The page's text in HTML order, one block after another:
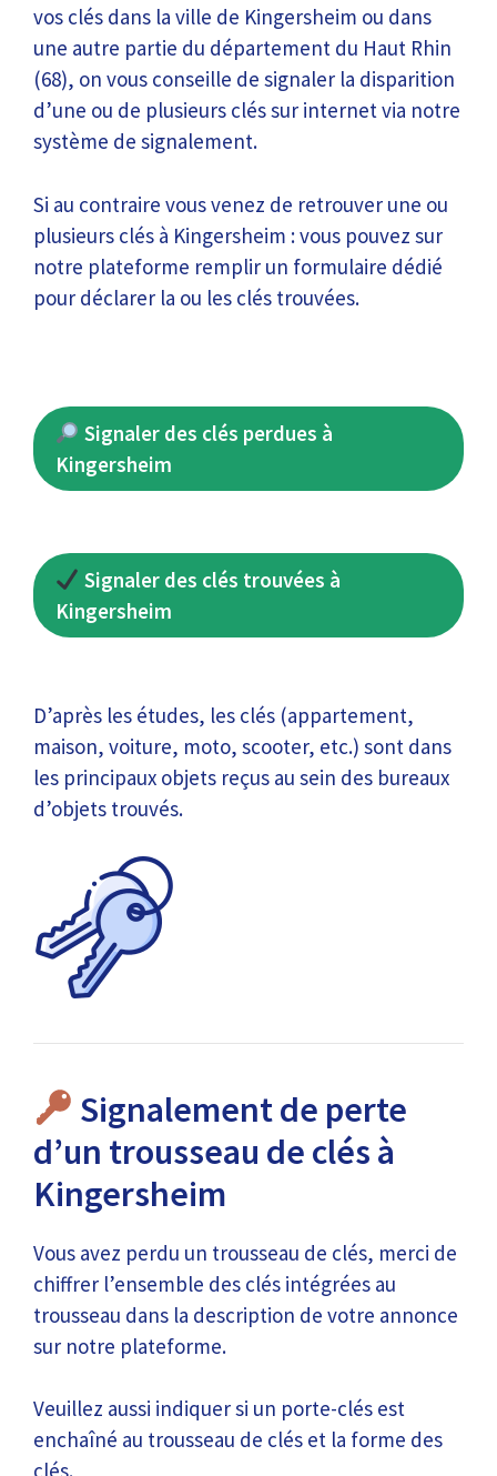
vos clés dans la ville de Kingersheim ou dans
une autre partie du département du Haut Rhin
(68), on vous conseille de signaler la disparition
d’une ou de plusieurs clés sur internet via notre
système de signalement.
Si au contraire vous venez de retrouver une ou
plusieurs clés à Kingersheim : vous pouvez sur
notre plateforme remplir un formulaire dédié
pour déclarer la ou les clés trouvées.
Signaler des clés perdues à
Kingersheim
Signaler des clés trouvées à
Kingersheim
D’après les études, les clés (appartement,
maison, voiture, moto, scooter, etc.) sont dans
les principaux objets reçus au sein des bureaux
d’objets trouvés.
Signalement de perte
d’un trousseau de clés à
Kingersheim
Vous avez perdu un trousseau de clés, merci de
chiffrer l’ensemble des clés intégrées au
trousseau dans la description de votre annonce
sur notre plateforme.
Veuillez aussi indiquer si un porte-clés est
enchaîné au trousseau de clés et la forme des
clés.